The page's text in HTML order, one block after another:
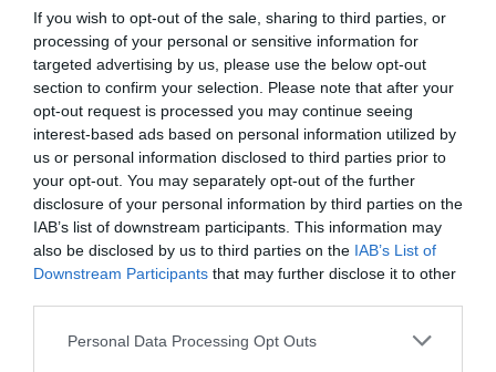
If you wish to opt-out of the sale, sharing to third parties, or
processing of your personal or sensitive information for
targeted advertising by us, please use the below opt-out
section to confirm your selection. Please note that after your
opt-out request is processed you may continue seeing
interest-based ads based on personal information utilized by
us or personal information disclosed to third parties prior to
your opt-out. You may separately opt-out of the further
disclosure of your personal information by third parties on the
IAB’s list of downstream participants. This information may
also be disclosed by us to third parties on the IAB’s List of
Downstream Participants that may further disclose it to other
Please note that this website/app uses one or more Google
Personal Data Processing Opt Outs
Ολυμπιακός – Ρεάλ: Συγκλονιστικά βίντεο
από την ερυθρόλευκη μηχανοκίνητη πορεία
προς το T-Center
24.05.2026 | 18:40
ΡΟΗ ΕΙΔΗΣΕΩΝ